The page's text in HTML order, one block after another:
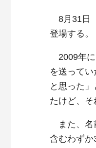
8月31日
登場する。
2009年に
を送って
と思った
たけど、そ
また、名
含むわず